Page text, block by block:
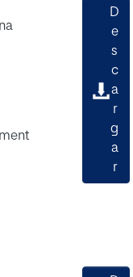
D
e
s
c
a
r
g
a
r